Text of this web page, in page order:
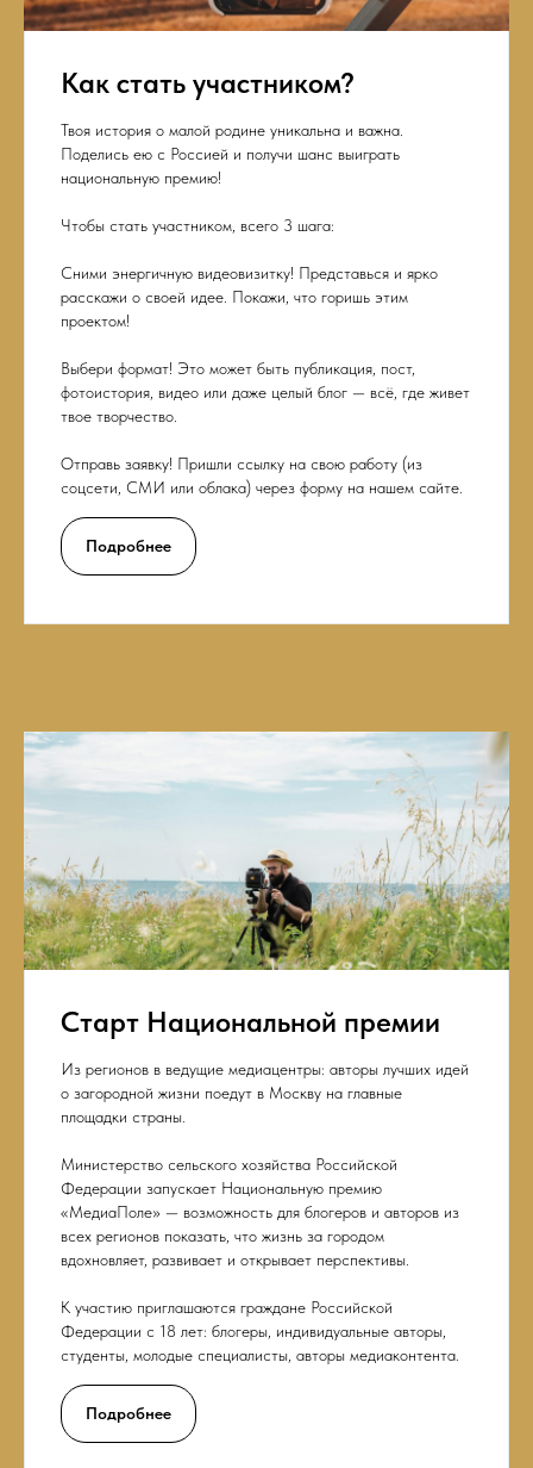
Как стать участником?
Твоя история о малой родине уникальна и важна.
Поделись ею с Россией и получи шанс выиграть
национальную премию!
Чтобы стать участником, всего 3 шага:
Сними энергичную видеовизитку! Представься и ярко
расскажи о своей идее. Покажи, что горишь этим
проектом!
Выбери формат! Это может быть публикация, пост,
фотоистория, видео или даже целый блог — всё, где живет
твое творчество.
Отправь заявку! Пришли ссылку на свою работу (из
соцсети, СМИ или облака) через форму на нашем сайте.
Подробнее
Старт Национальной премии
Из регионов в ведущие медиацентры: авторы лучших идей
о загородной жизни поедут в Москву на главные
площадки страны.
Министерство сельского хозяйства Российской
Федерации запускает Национальную премию
«МедиаПоле» — возможность для блогеров и авторов из
всех регионов показать, что жизнь за городом
вдохновляет, развивает и открывает перспективы.
К участию приглашаются граждане Российской
Федерации с 18 лет: блогеры, индивидуальные авторы,
студенты, молодые специалисты, авторы медиаконтента.
Подробнее